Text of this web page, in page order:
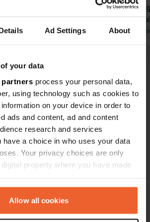
Ad Settings About
your data
partners process your personal data,
using technology such as cookies to
on your device in order to
ads and content, ad and content
research and services
have a choice in who uses your data
Your privacy choices are only
property where you have made
Declaration or by clicking on
icon.
Allow all cookies
piazzole
grandi. Le
e sono
ombrelloni.
Tradotto da
tutte le 8 recensioni
Sei stato qui?
Italia